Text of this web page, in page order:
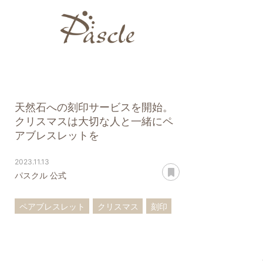
天然石への刻印サービスを開始。
クリスマスは大切な人と一緒にペ
アブレスレットを
2023.11.13
パスクル 公式
ペアブレスレット クリスマス
刻印